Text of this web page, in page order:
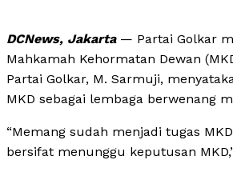
DCNews, Jakarta— Partai Golkar
Mahkamah Kehormatan Dewan
Partai Golkar, M. Sarmuji,
MKD sebagai lembaga berwenang
“Memang sudah menjadi tugas
bersifat menunggu keputusan